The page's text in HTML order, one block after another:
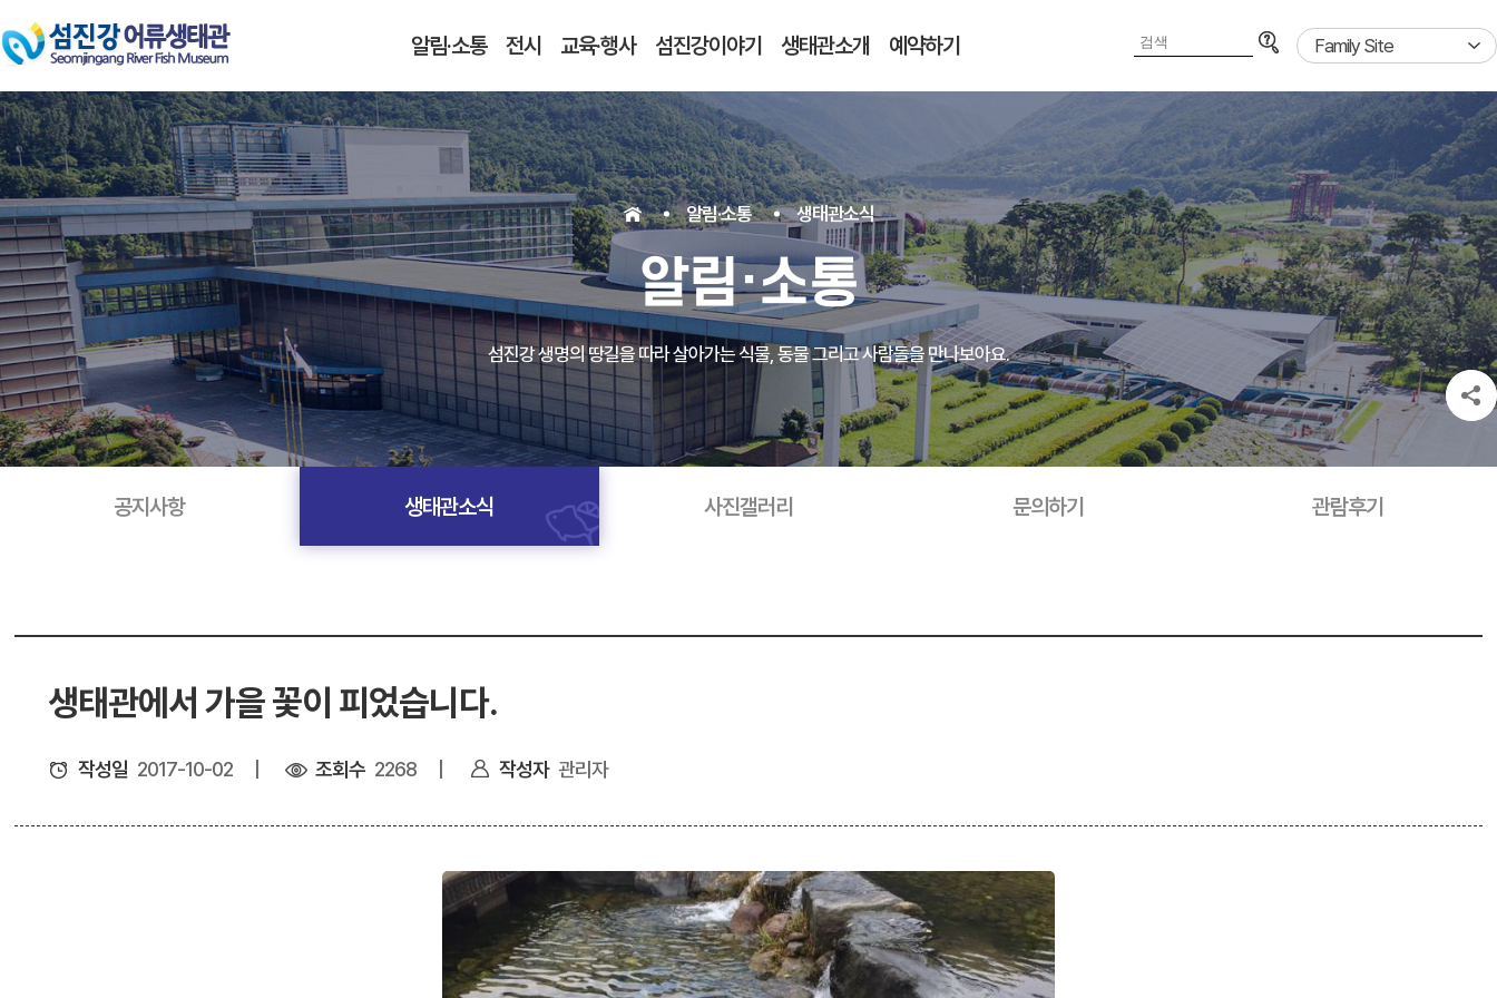
알림·소통 전시 교육·행사 섬진강이야기 생태관소개 예약하기 검색영역 Family Site
알림·소통 생태관소식
알림·소통
섬진강 생명의 땅길을 따라 살아가는 식물, 동물 그리고 사람들을 만나보아요.
공지사항 생태관소식 사진갤러리 문의하기 관람후기
생태관에서 가을 꽃이 피었습니다.
작성일 2017-10-02 조회수 2268 작성자 관리자